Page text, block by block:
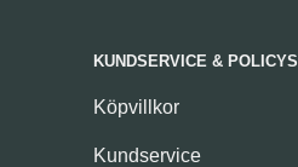
KUNDSERVICE & POLICYS
Köpvillkor
Kundservice